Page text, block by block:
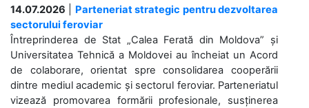
14.07.2026
Parteneriat strategic pentru dezvoltarea
sectorului feroviar
Întreprinderea de Stat „Calea Ferată din Moldova” și
Universitatea Tehnică a Moldovei au încheiat un Acord
de colaborare, orientat spre consolidarea cooperării
dintre mediul academic și sectorul feroviar. Parteneriatul
vizează promovarea formării profesionale, susținerea